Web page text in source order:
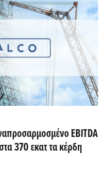
EBITDA
370 εκατ τα κέρδη